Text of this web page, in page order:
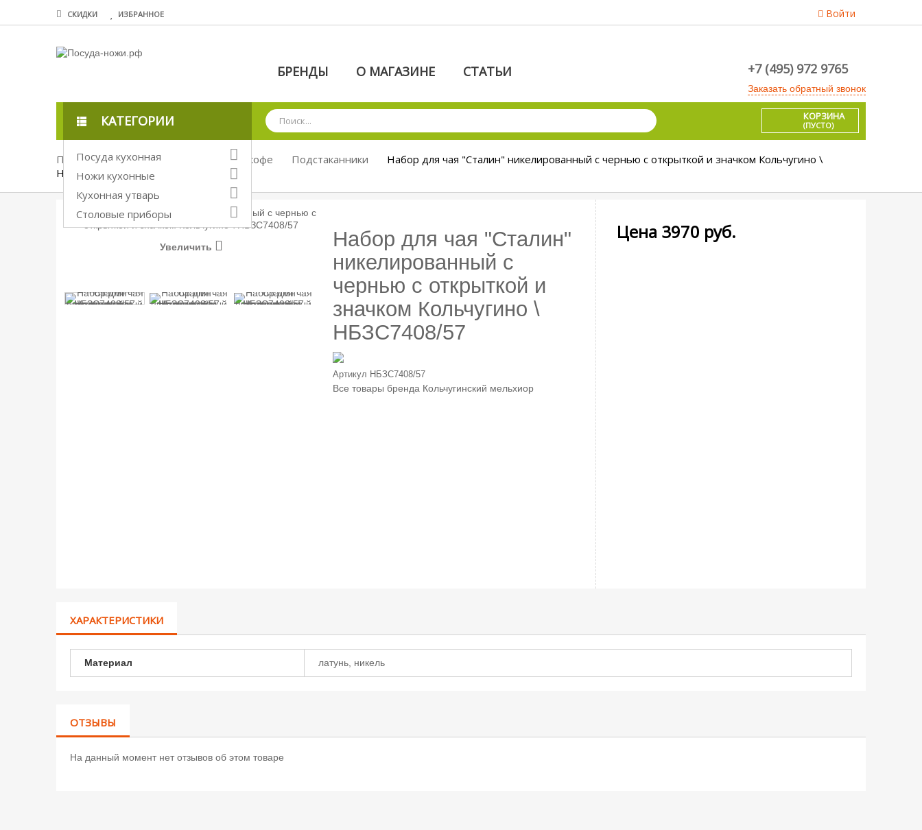
СКИДКИ ИЗБРАННОЕ Войти
БРЕНДЫ О МАГАЗИНЕ СТАТЬИ +7 (495) 972 9765
Заказать обратный звонок
КАТЕГОРИИ
Посуда кухонная
Ножи кухонные
Кухонная утварь
Столовые приборы
КОРЗИНА
(ПУСТО)
Посуда кухонная Посуда для чая и кофе Подстаканники
Набор для чая "Сталин" никелированный с чернью с открыткой и значком Кольчугино \
НБЗС7408/57
Увеличить
Набор для чая "Сталин"
никелированный с
чернью с открыткой и
значком Кольчугино \
НБЗС7408/57
Артикул НБЗС7408/57
Все товары бренда Кольчугинский мельхиор
Цена 3970 руб.
ХАРАКТЕРИСТИКИ
Материал латунь, никель
ОТЗЫВЫ
На данный момент нет отзывов об этом товаре